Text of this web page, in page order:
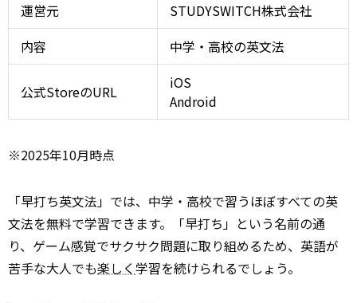
運営元
STUDYSWITCH株式会社
内容
中学・高校の英文法
公式StoreのURL
iOS
Android
※2025年10月時点
「早打ち英文法」では、中学・高校で習うほぼすべての英
文法を無料で学習できます。「早打ち」という名前の通
り、ゲーム感覚でサクサク問題に取り組めるため、英語が
苦手な大人でも楽しく学習を続けられるでしょう。